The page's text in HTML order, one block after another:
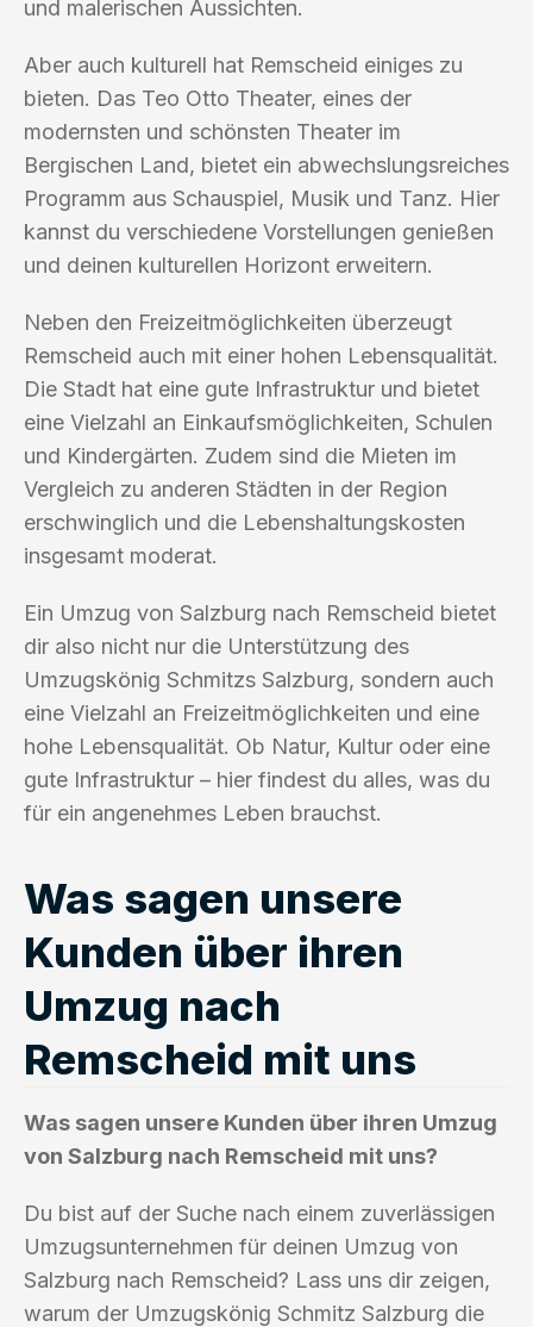
und malerischen Aussichten.
Aber auch kulturell hat Remscheid einiges zu
bieten. Das Teo Otto Theater, eines der
modernsten und schönsten Theater im
Bergischen Land, bietet ein abwechslungsreiches
Programm aus Schauspiel, Musik und Tanz. Hier
kannst du verschiedene Vorstellungen genießen
und deinen kulturellen Horizont erweitern.
Neben den Freizeitmöglichkeiten überzeugt
Remscheid auch mit einer hohen Lebensqualität.
Die Stadt hat eine gute Infrastruktur und bietet
eine Vielzahl an Einkaufsmöglichkeiten, Schulen
und Kindergärten. Zudem sind die Mieten im
Vergleich zu anderen Städten in der Region
erschwinglich und die Lebenshaltungskosten
insgesamt moderat.
Ein Umzug von Salzburg nach Remscheid bietet
dir also nicht nur die Unterstützung des
Umzugskönig Schmitzs Salzburg, sondern auch
eine Vielzahl an Freizeitmöglichkeiten und eine
hohe Lebensqualität. Ob Natur, Kultur oder eine
gute Infrastruktur – hier findest du alles, was du
für ein angenehmes Leben brauchst.
Was sagen unsere
Kunden über ihren
Umzug nach
Remscheid mit uns
Was sagen unsere Kunden über ihren Umzug
von Salzburg nach Remscheid mit uns?
Du bist auf der Suche nach einem zuverlässigen
Umzugsunternehmen für deinen Umzug von
Salzburg nach Remscheid? Lass uns dir zeigen,
warum der Umzugskönig Schmitz Salzburg die